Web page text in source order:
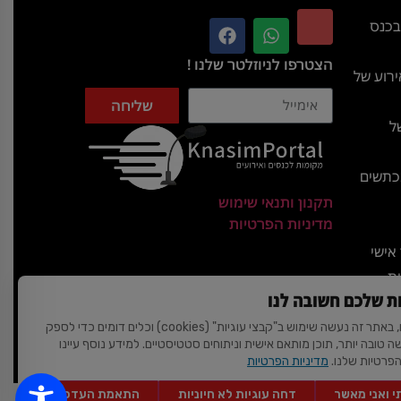
בכנס
של
הצטרפו לניוזלטר שלנו !
שליחה
תקנון ותנאי שימוש
מדיניות הפרטיות
שלכם חשובה לנו
לידיעתכם, באתר זה נעשה שימוש ב"קבצי עוגיות" (cookies) וכלים דומים כדי לספק
טובה יותר, תוכן מותאם אישית וניתוחים סטטיסטיים. למידע נוסף עיינו
שלנו. מדיניות הפרטיות
ואני מאשר דחה עוגיות לא חיוניות התאמת העדפות